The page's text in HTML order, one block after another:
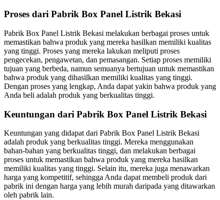
Proses dari Pabrik Box Panel Listrik Bekasi
Pabrik Box Panel Listrik Bekasi melakukan berbagai proses untuk
memastikan bahwa produk yang mereka hasilkan memiliki kualitas
yang tinggi. Proses yang mereka lakukan meliputi proses
pengecekan, pengawetan, dan pemasangan. Setiap proses memiliki
tujuan yang berbeda, namun semuanya bertujuan untuk memastikan
bahwa produk yang dihasilkan memiliki kualitas yang tinggi.
Dengan proses yang lengkap, Anda dapat yakin bahwa produk yang
Anda beli adalah produk yang berkualitas tinggi.
Keuntungan dari Pabrik Box Panel Listrik Bekasi
Keuntungan yang didapat dari Pabrik Box Panel Listrik Bekasi
adalah produk yang berkualitas tinggi. Mereka menggunakan
bahan-bahan yang berkualitas tinggi, dan melakukan berbagai
proses untuk memastikan bahwa produk yang mereka hasilkan
memiliki kualitas yang tinggi. Selain itu, mereka juga menawarkan
harga yang kompetitif, sehingga Anda dapat membeli produk dari
pabrik ini dengan harga yang lebih murah daripada yang ditawarkan
oleh pabrik lain.